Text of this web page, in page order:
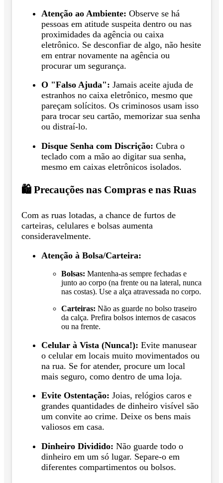
Atenção ao Ambiente: Observe se há
pessoas em atitude suspeita dentro ou nas
proximidades da agência ou caixa
eletrônico. Se desconfiar de algo, não hesite
em entrar novamente na agência ou
procurar um segurança.
O "Falso Ajuda": Jamais aceite ajuda de
estranhos no caixa eletrônico, mesmo que
pareçam solícitos. Os criminosos usam isso
para trocar seu cartão, memorizar sua senha
ou distraí-lo.
Disque Senha com Discrição: Cubra o
teclado com a mão ao digitar sua senha,
mesmo em caixas eletrônicos isolados.
🛍️ Precauções nas Compras e nas Ruas
Com as ruas lotadas, a chance de furtos de
carteiras, celulares e bolsas aumenta
consideravelmente.
Atenção à Bolsa/Carteira:
Bolsas: Mantenha-as sempre fechadas e
junto ao corpo (na frente ou na lateral, nunca
nas costas). Use a alça atravessada no corpo.
Carteiras: Não as guarde no bolso traseiro
da calça. Prefira bolsos internos de casacos
ou na frente.
Celular à Vista (Nunca!): Evite manusear
o celular em locais muito movimentados ou
na rua. Se for atender, procure um local
mais seguro, como dentro de uma loja.
Evite Ostentação: Joias, relógios caros e
grandes quantidades de dinheiro visível são
um convite ao crime. Deixe os bens mais
valiosos em casa.
Dinheiro Dividido: Não guarde todo o
dinheiro em um só lugar. Separe-o em
diferentes compartimentos ou bolsos.